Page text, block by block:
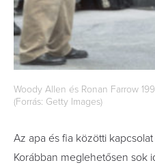
Woody Allen és Ronan Farrow
(Forrás: Getty Images)
Az apa és fia közötti
Korábban meglehetősen sok